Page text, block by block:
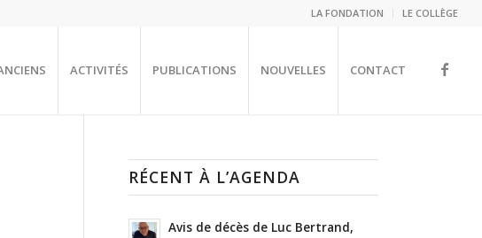
LA FONDATION LE COLLÈGE
ACTIVITÉS PUBLICATIONS NOUVELLES CONTACT
RÉCENT À L’AGENDA
Avis de décès de Luc Bertrand,